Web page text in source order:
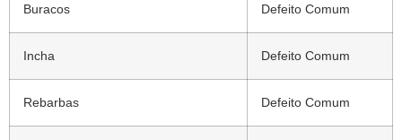
Buracos Defeito Comum
Incha Defeito Comum
Rebarbas Defeito Comum